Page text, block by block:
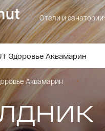
Отели и санатории
Здоровье Аквамарин
Аквамарин